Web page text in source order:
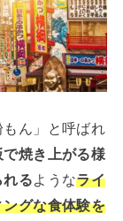
ん」と呼ばれ
で焼き上がる様
る ようなライ
グな食体験を